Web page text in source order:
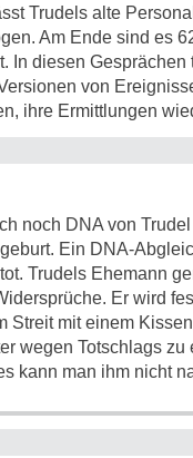
Trudels alte
Am Ende sind es
In diesen Gesprächen
von
ihre Ermittlungen
noch DNA von
Ein DNA-
Trudels Ehemann
Er wird
Streit mit einem
wegen Totschlags zu
kann man ihm nicht